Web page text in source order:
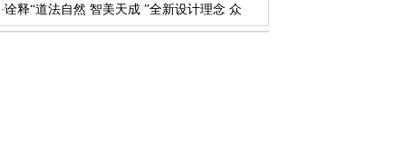
图）
·诠释“道法自然 智美天成 ”全新设计理念 众